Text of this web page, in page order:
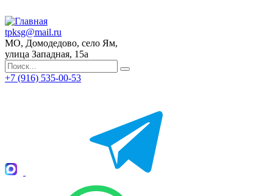
tpksg@mail.ru
МО, Домодедово, село Ям,
улица Западная, 15а
+7 (916) 535-00-53